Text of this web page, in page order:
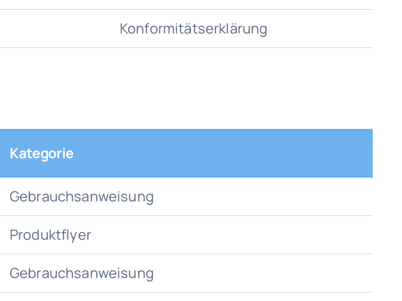
Konformitätserklärung
Kategorie
Gebrauchsanweisung
Produktflyer
Gebrauchsanweisung